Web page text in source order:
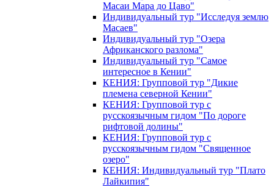
Масаи Мара до Цаво"
Индивидуальный тур "Исследуя землю
Масаев"
Индивидуальный тур "Озера
Африканского разлома"
Индивидуальный тур "Самое
интересное в Кении"
КЕНИЯ: Групповой тур "Дикие
племена северной Кении"
КЕНИЯ: Групповой тур с
русскоязычным гидом "По дороге
рифтовой долины"
КЕНИЯ: Групповой тур с
русскоязычным гидом "Священное
озеро"
КЕНИЯ: Индивидуальный тур "Плато
Лайкипия"